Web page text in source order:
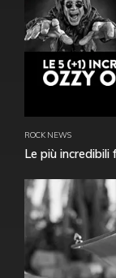
ROCK NEWS
Le più incredibili